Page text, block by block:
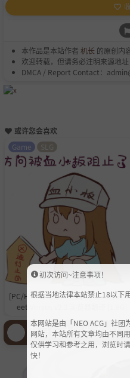
本作品是本站作者 机长 的原创内
欢迎转载，但请务必注明来源地址
DMCA / Report Contact：
或许您会喜欢
[PC/HTML/动态/CV/真人] 街头对决
eet Versus v2.3 浏览器翻译 [1.8G]
Game SLG
登录后才能发言哦！
初次访问~注意事项！
根据当地法律本站禁止18以下
本网站是由「NEO ACG」社
网站，本站所有文章均由不同
仅供学习和参考之用，浏览时
快！